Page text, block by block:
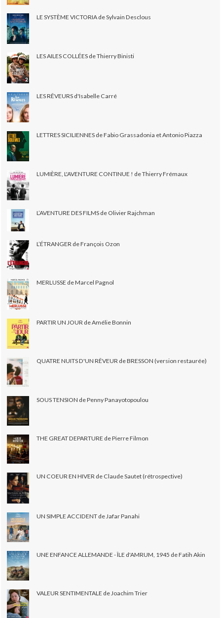
LE SYSTÈME VICTORIA de Sylvain Desclous
LES AILES COLLÉES de Thierry Binisti
LES RÊVEURS d'Isabelle Carré
LETTRES SICILIENNES de Fabio Grassadonia et Antonio Piazza
LUMIÈRE, L'AVENTURE CONTINUE ! de Thierry Frémaux
L’AVENTURE DES FILMS de Olivier Rajchman
L’ÉTRANGER de François Ozon
MERLUSSE de Marcel Pagnol
PARTIR UN JOUR de Amélie Bonnin
QUATRE NUITS D'UN RÊVEUR de BRESSON (version restaurée)
SOUS TENSION de Penny Panayotopoulou
THE GREAT DEPARTURE de Pierre Filmon
UN COEUR EN HIVER de Claude Sautet (rétrospective)
UN SIMPLE ACCIDENT de Jafar Panahi
UNE ENFANCE ALLEMANDE - ÎLE d'AMRUM, 1945 de Fatih Akin
VALEUR SENTIMENTALE de Joachim Trier